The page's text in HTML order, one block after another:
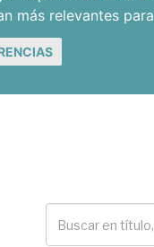
más relevantes